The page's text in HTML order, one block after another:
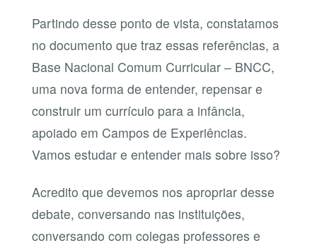
Partindo desse ponto de vista, constatamos
no documento que traz essas referências, a
Base Nacional Comum Curricular – BNCC,
uma nova forma de entender, repensar e
construir um currículo para a infância,
apoiado em Campos de Experiências.
Vamos estudar e entender mais sobre isso?
Acredito que devemos nos apropriar desse
debate, conversando nas instituições,
conversando com colegas professores e